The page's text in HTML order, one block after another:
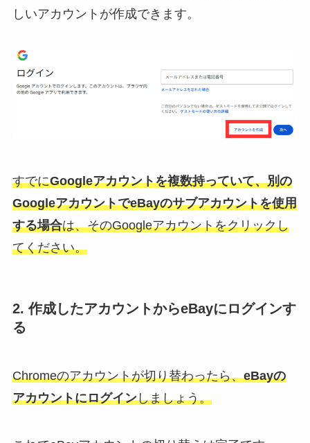
しいアカウントが作成できます。
すでにGoogleアカウントを複数持っていて、別の
GoogleアカウントでeBayのサブアカウントを使用
する場合は、そのGoogleアカウントをクリックし
てください。
2. 作成したアカウントからeBayにログインす
る
Chromeのアカウントが切り替わったら、eBayの
アカウントにログインしましょう。